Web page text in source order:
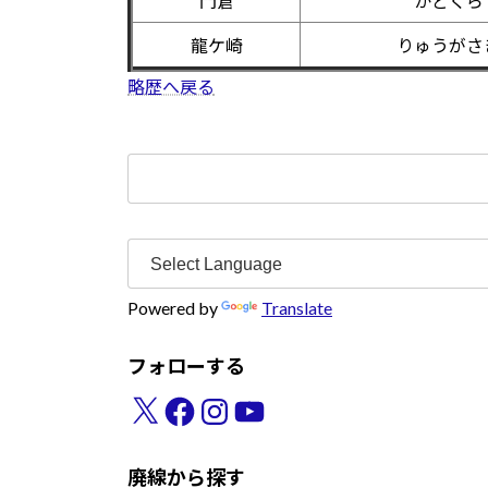
龍ケ崎
りゅうがさ
略歴へ戻る
Powered by Translate
フォローする
X Facebook
Instagram
YouTube
廃線から探す